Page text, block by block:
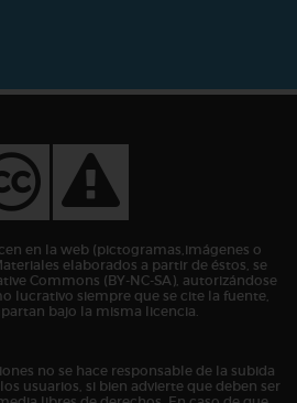
en la web (pictogramas,imágenes o
elaborados a partir de éstos, se
Commons (BY-NC-SA), autorizándose
lucrativo siempre que se cite la fuente,
bajo la misma licencia.
no se hace responsable de la subida
usuarios, si bien advierte que deben ser